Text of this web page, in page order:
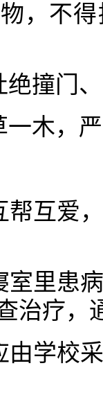
，不
撞门
木，
帮互爱
室里患
治疗，
由学校